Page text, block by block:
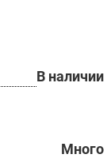
В наличии
Много